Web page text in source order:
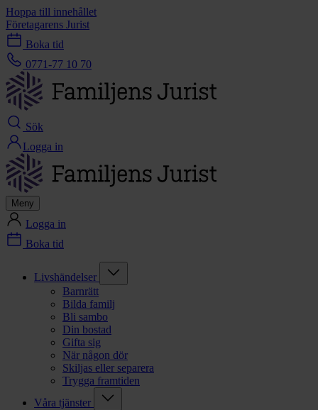
Hoppa till innehållet
Företagarens Jurist
Boka tid
0771-77 10 70
Sök
Logga in
Meny
Logga in
Boka tid
Livshändelser
Barnrätt
Bilda familj
Bli sambo
Din bostad
Gifta sig
När någon dör
Skiljas eller separera
Trygga framtiden
Våra tjänster